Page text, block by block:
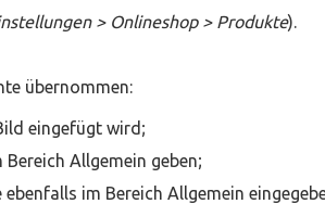
> Onlineshop > Produkte).
übernommen:
eingefügt wird;
Allgemein geben;
im Bereich Allgemein